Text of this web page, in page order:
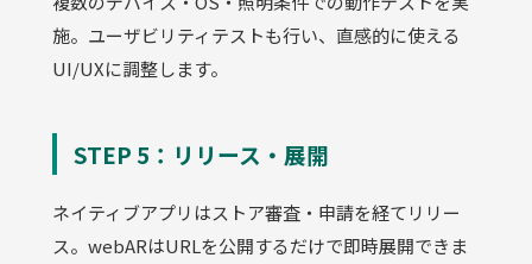
施。ユーザビリティテストも行い、直感的に使える
UI/UXに調整します。
STEP 5：リリース・展開
ネイティブアプリはストア審査・申請を経てリリー
ス。webARはURLを公開するだけで即時展開できま